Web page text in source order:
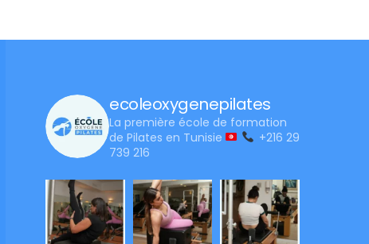
ecoleoxygenepilates
La première école de formation
de Pilates en Tunisie
+216 29
739 216